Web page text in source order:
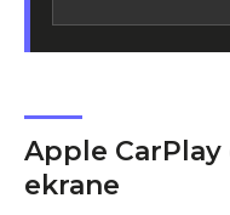
Apple
ekrane